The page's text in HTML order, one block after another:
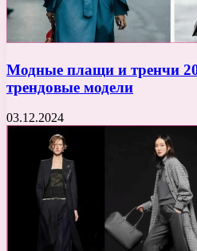
Модные плащи и тренчи
трендовые модели
03.12.2024